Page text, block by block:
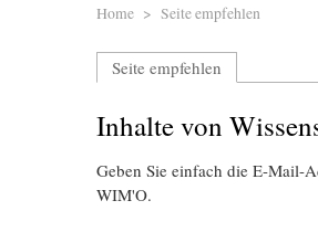
Sie sind hier
Home > Seite empfehlen
Seite empfehlen
Inhalte von
Geben Sie einfach die E-Mail-
WIM'O.